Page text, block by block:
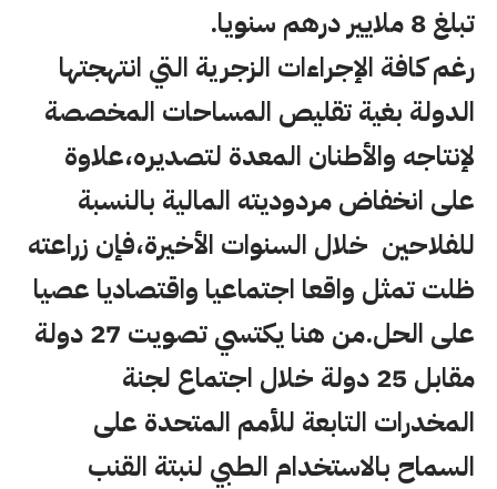
تبلغ 8 ملايير درهم سنويا.
رغم كافة الإجراءات الزجرية التي انتهجتها
الدولة بغية تقليص المساحات المخصصة
لإنتاجه والأطنان المعدة لتصديره،علاوة
على انخفاض مردوديته المالية بالنسبة
للفلاحين خلال السنوات الأخيرة،فإن زراعته
ظلت تمثل واقعا اجتماعيا واقتصاديا عصيا
على الحل.من هنا يكتسي تصويت 27 دولة
مقابل 25 دولة خلال اجتماع لجنة
المخدرات التابعة للأمم المتحدة على
السماح بالاستخدام الطبي لنبتة القنب